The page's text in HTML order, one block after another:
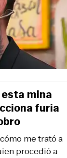
me trató a
procedió a
esta mina
furia